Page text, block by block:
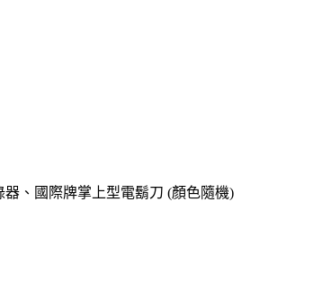
器、國際牌掌上型電鬍刀 (顏色隨機)